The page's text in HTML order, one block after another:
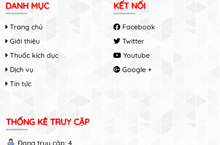
DANH MỤC
Trang chủ
Giới thiệu
Thuốc kích dục
Dịch vụ
Tin tức
KẾT NỐI
Facebook
Twitter
Youtube
Google +
THỐNG KÊ TRUY CẬP
Đang truy cập: 4